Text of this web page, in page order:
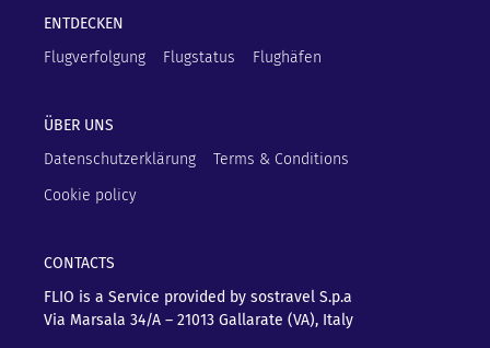
ENTDECKEN
Flugverfolgung
Flugstatus Flughäfen
ÜBER UNS
Datenschutzerklärung
Terms & Conditions
Cookie policy
CONTACTS
FLIO is a Service provided by sostravel S.p.a
Via Marsala 34/A – 21013 Gallarate (VA), Italy